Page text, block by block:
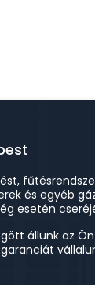
és egyéb
esetén
állunk az Ön